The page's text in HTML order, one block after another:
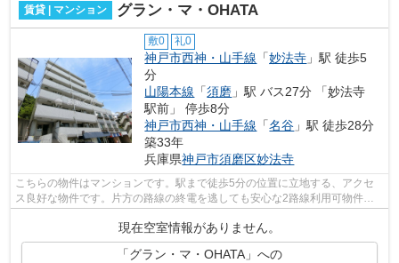
賃貸 | マンション グラン・マ・OHATA
敷0 礼0
神戸市西神・山手線 「妙法寺 」駅 徒歩5
分
山陽本線 「須磨 」駅 バス27分 「妙法寺
駅前」 停歩8分
神戸市西神・山手線 「名谷 」駅 徒歩28分
築33年
兵庫県神戸市須磨区妙法寺
こちらの物件はマンションです。駅まで徒歩5分の位置に立地する、アクセ
ス良好な物件です。片方の路線の終電を逃しても安心な2路線利用可物件で
す。神戸市須磨区エリアの賃貸情報をお...
現在空室情報がありません。
「グラン・マ・OHATA」への